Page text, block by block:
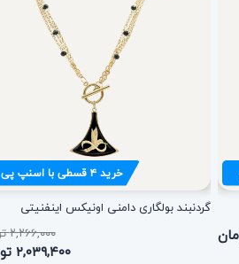
خرید۴قسطی با اسنپ پی
گردنبند بولگاری دامنی اونیکس اینفنیتی
۲,۲۶۶,۰۰۰ تومان
۲,۰۳۹,۴۰۰ تومان